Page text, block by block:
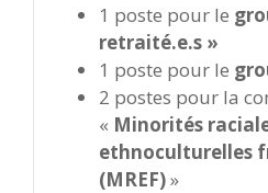
1 poste pour le
retraité.e.s »
1 poste pour le
2 postes pour la
« Minorités
ethnoculturelles
(MREF)»